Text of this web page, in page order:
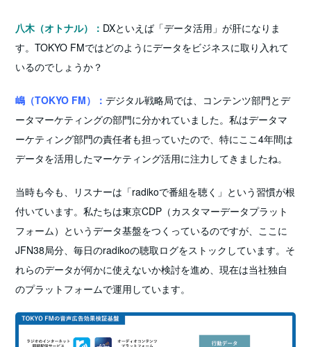
八木（オトナル）： DXといえば「データ活用」が肝になりま
す。TOKYO FMではどのようにデータをビジネスに取り入れて
いるのでしょうか？
嶋（TOKYO FM）：デジタル戦略局では、コンテンツ部門とデ
ータマーケティングの部門に分かれていました。私はデータマ
ーケティング部門の責任者も担っていたので、特にここ4年間は
データを活用したマーケティング活用に注力してきましたね。
当時も今も、リスナーは「radikoで番組を聴く」という習慣が根
付いています。私たちは東京CDP（カスタマーデータプラット
フォーム）というデータ基盤をつくっているのですが、ここに
JFN38局分、毎日のradikoの聴取ログをストックしています。 そ
れらのデータが何かに使えないか検討を進め、現在は当社独自
のプラットフォームで運用しています。